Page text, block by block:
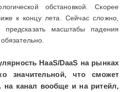
обстановкой. Скорее
к концу лета. Сейчас сложно,
предсказать масштабы падения
HaaS/DaaS на рынках
значительной, что сможет
канал вообще и на ритейл,